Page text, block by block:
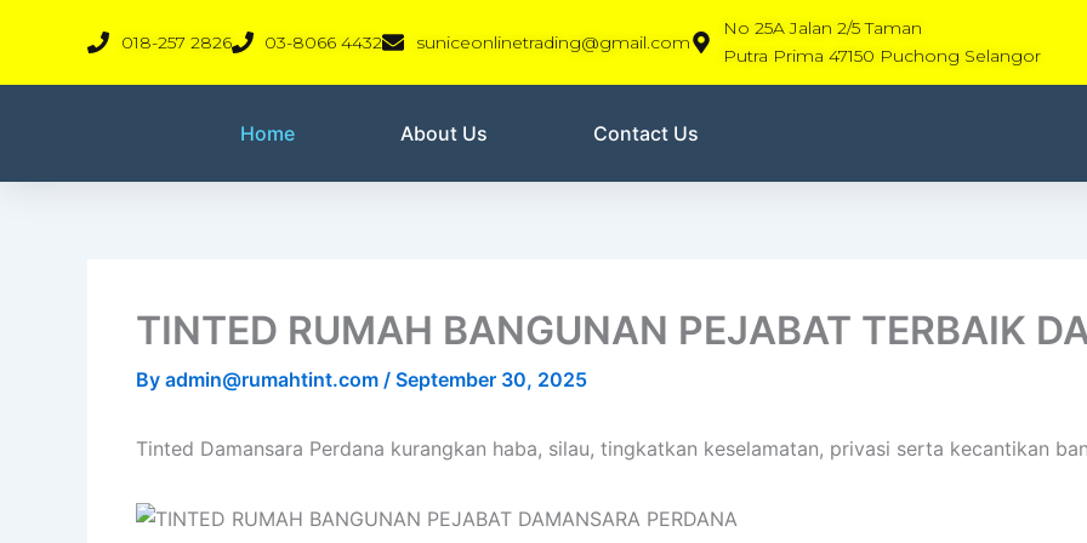
018-257 2826 03-8066 4432 suniceonlinetrading@gmail.com
No 25A Jalan 2/5 Taman
Putra Prima 47150 Puchong Selangor
Home About Us Contact Us
TINTED RUMAH BANGUNAN PEJABAT TERBAIK
By admin@rumahtint.com / September 30, 2025
Tinted Damansara Perdana kurangkan haba, silau, tingkatkan keselamatan, privasi serta kecantikan